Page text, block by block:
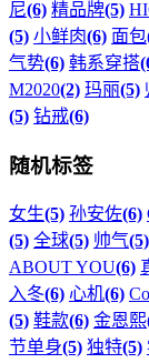
尼(6) 精品牌(5)
(5) 小鲜肉(6) 面包
气势(6) 韩系穿搭
M2020(2) 玛丽(5)
(5) 钻戒(6)
随机标签
女生(5) 孙安佐(6)
(5) 全球(5) 帅气(5)
ABOUT YOU(6)
入冬(6) 心机(6)
(5) 鞋款(6) 金恩熙
节单身(5) 独特(5)